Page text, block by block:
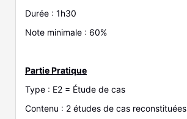
Durée : 1h30
Note minimale : 60%
Partie Pratique
Type : E2 = Étude de cas
Contenu : 2 études de cas reconstituées